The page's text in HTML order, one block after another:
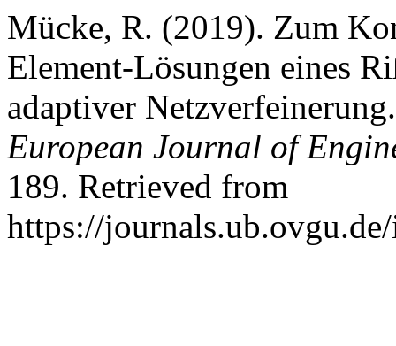
Mücke, R. (2019). Zum
Element-Lösungen eines
adaptiver
European Journal of
189. Retrieved from
https://